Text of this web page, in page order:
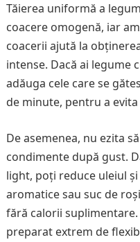
Tăierea uniformă a
coacere omogenă, iar
coacerii ajută la
intense. Dacă ai legume
adăuga cele care se
de minute, pentru a
De asemenea, nu ezita
condimente după gust.
light, poți reduce uleiul
aromatice sau suc de
fără calorii
preparat extrem de